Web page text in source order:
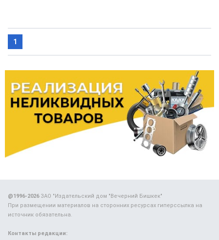
1
@1996-2026ЗАО "Издательский дом "Вечерний Бишкек"
При размещении материалов на сторонних ресурсах гиперссылка на
источник обязательна.
Контакты редакции: